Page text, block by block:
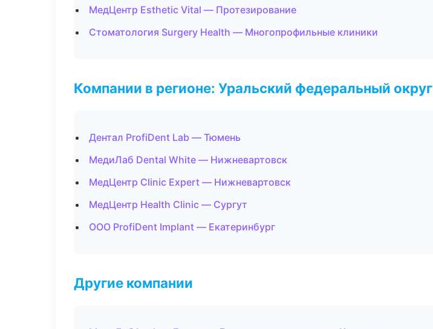
МедЦентр Esthetic Vital — Протезирование
Стоматология Surgery Health — Многопрофильные клиники
Компании в регионе: Уральский федеральный округ
Дентал ProfiDent Lab — Тюмень
МедиЛаб Dental White — Нижневартовск
МедЦентр Clinic Expert — Нижневартовск
МедЦентр Health Clinic — Сургут
ООО ProfiDent Implant — Екатеринбург
Другие компании